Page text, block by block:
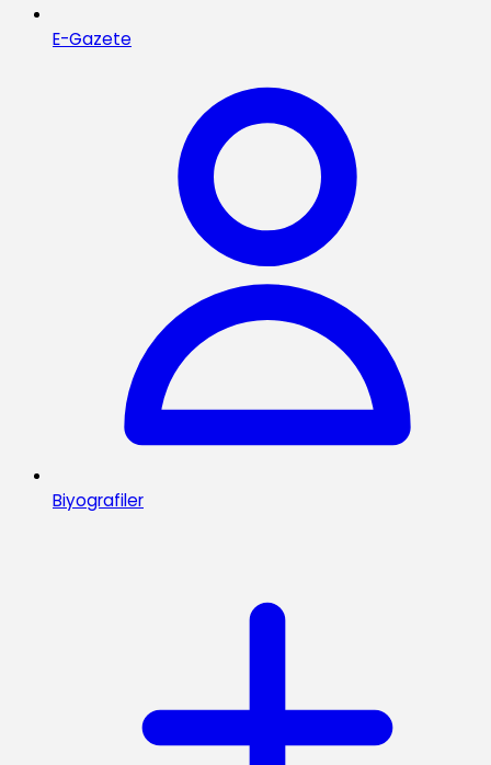
E-Gazete
Biyografiler